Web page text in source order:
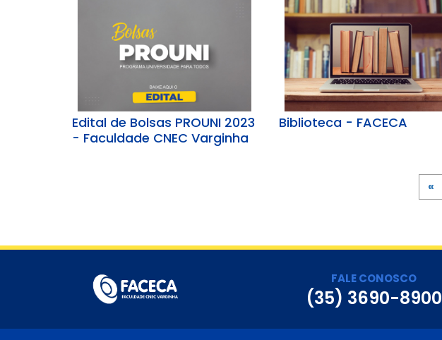
Edital de Bolsas PROUNI 2023
- Faculdade CNEC Varginha
Biblioteca - FACECA
«
FALE CONOSCO
(35) 3690-8900